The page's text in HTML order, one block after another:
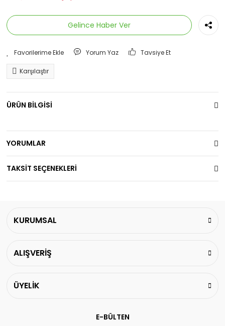
Gelince Haber Ver
Yorum Yaz Tavsiye Et
Karşılaştır
ÜRÜN BİLGİSİ
YORUMLAR
TAKSİT SEÇENEKLERİ
KURUMSAL
ALIŞVERİŞ
ÜYELİK
E-BÜLTEN